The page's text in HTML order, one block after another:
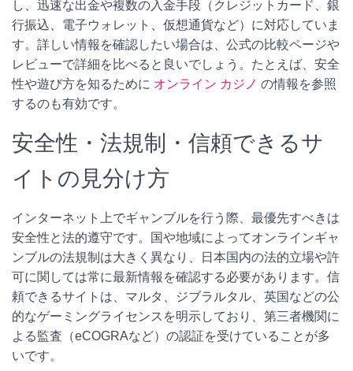
し、迅速な出金や複数の入金手段（クレジットカード、銀
行振込、電子ウォレット、仮想通貨など）に対応していま
す。詳しい情報を確認したい場合は、公式の比較ページや
レビューで詳細を比べると良いでしょう。たとえば、安全
性や遊び方を知るために オンライン カジノ の情報を参照
するのも有効です。
安全性・法規制・信頼できるサ
イトの見分け方
インターネット上でギャンブルを行う際、最優先すべきは
安全性と法的遵守です。国や地域によってオンラインギャ
ンブルの法規制は大きく異なり、日本国内の法的立場や許
可に関しては常に最新情報を確認する必要があります。信
頼できるサイトは、マルタ、ジブラルタル、英国などの公
的なゲーミングライセンスを明示しており、第三者機関に
よる監査（eCOGRAなど）の認証を受けていることが多
いです。